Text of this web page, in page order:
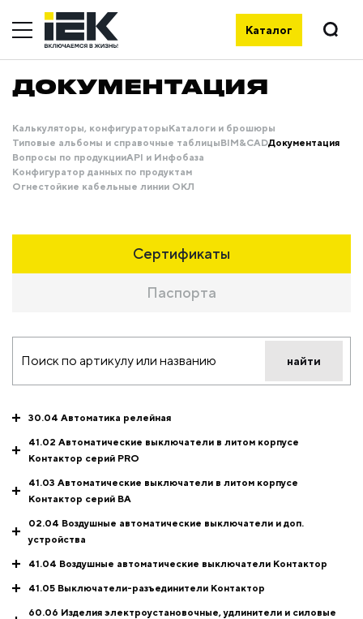
Каталог
ДОКУМЕНТАЦИЯ
Калькуляторы, конфигураторыКаталоги и брошюры
Типовые альбомы и справочные таблицыBIM&CADДокументация
Вопросы по продукцииAPI и Инфобаза
Конфигуратор данных по продуктам
Огнестойкие кабельные линии ОКЛ
Сертификаты
Паспорта
найти
30.04 Автоматика релейная
41.02 Автоматические выключатели в литом корпусе
Контактор серий PRO
41.03 Автоматические выключатели в литом корпусе
Контактор серий ВА
02.04 Воздушные автоматические выключатели и доп.
устройства
41.04 Воздушные автоматические выключатели Контактор
41.05 Выключатели-разъединители Контактор
60.06 Изделия электроустановочные, удлинители и силовые